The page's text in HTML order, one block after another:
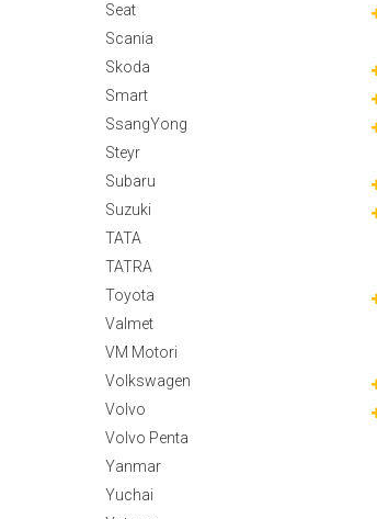
Seat
Scania
Skoda
Smart
SsangYong
Steyr
Subaru
Suzuki
TATA
TATRA
Toyota
Valmet
VM Motori
Volkswagen
Volvo
Volvo Penta
Yanmar
Yuchai